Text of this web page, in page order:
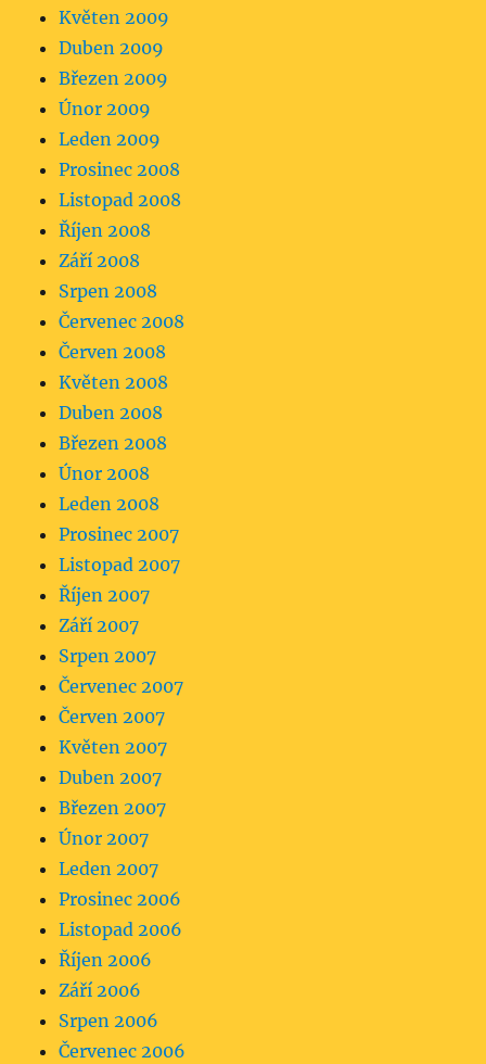
Květen 2009
Duben 2009
Březen 2009
Únor 2009
Leden 2009
Prosinec 2008
Listopad 2008
Říjen 2008
Září 2008
Srpen 2008
Červenec 2008
Červen 2008
Květen 2008
Duben 2008
Březen 2008
Únor 2008
Leden 2008
Prosinec 2007
Listopad 2007
Říjen 2007
Září 2007
Srpen 2007
Červenec 2007
Červen 2007
Květen 2007
Duben 2007
Březen 2007
Únor 2007
Leden 2007
Prosinec 2006
Listopad 2006
Říjen 2006
Září 2006
Srpen 2006
Červenec 2006